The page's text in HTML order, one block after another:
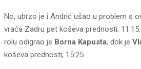
No, ubrzo je i Andrić ušao u problem s
vraća Zadru pet koševa prednosti;
rolu odigrao je Borna Kapusta, dok je
koševa prednosti; 15:25.